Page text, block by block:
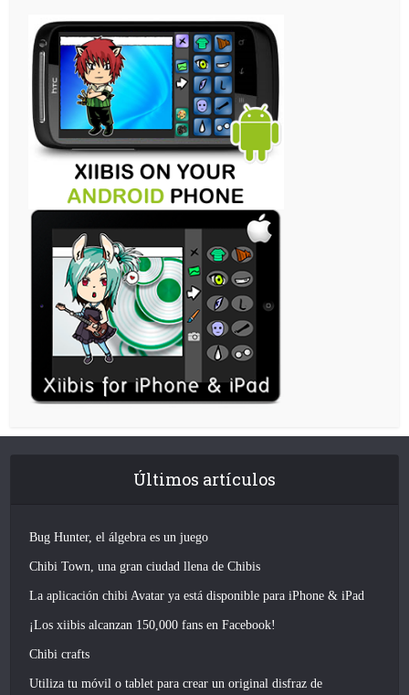
Últimos artículos
Bug Hunter, el álgebra es un juego
Chibi Town, una gran ciudad llena de Chibis
La aplicación chibi Avatar ya está disponible para iPhone & iPad
¡Los xiibis alcanzan 150,000 fans en Facebook!
Chibi crafts
Utiliza tu móvil o tablet para crear un original disfraz de